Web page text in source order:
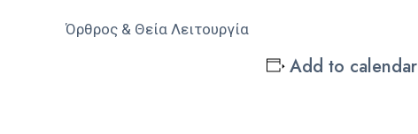
Όρθρος & Θεία Λειτουργία
Add to calendar